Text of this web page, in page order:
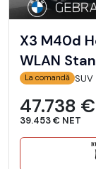
X3 M40d
WLAN
La comandă SUV
47.738 €
39.453 € NET